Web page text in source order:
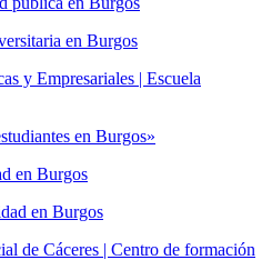
en Burgos
y Empresariales | Escuela
en Burgos»
en Burgos
en Burgos
de Cáceres | Centro de formación